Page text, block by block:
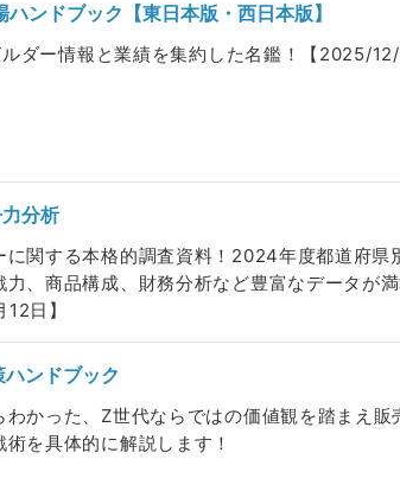
ンドブック【東日本版・西日本版】
ダー情報と業績を集約した名鑑！【2025/12/
分析
に関する本格的調査資料！2024年度都道府県
力、商品構成、財務分析など豊富なデータが
日】
ンドブック
かった、Z世代ならではの価値観を踏まえ販
を具体的に解説します！